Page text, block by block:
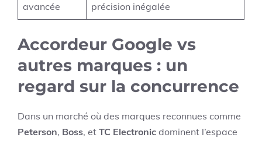
avancée
précision inégalée
Accordeur Google vs
autres marques : un
regard sur la concurrence
Dans un marché où des marques reconnues comme
Peterson, Boss, et TC Electronic dominent l’espace